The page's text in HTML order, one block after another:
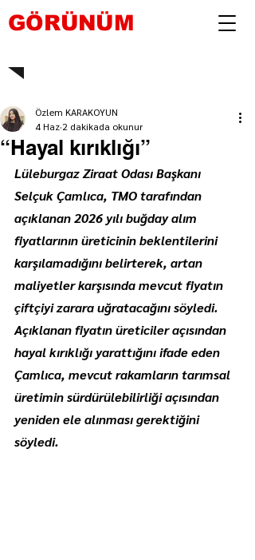
GÖRÜNÜM
“Hayal kırıklığı”
Özlem KARAKOYUN
4 Haz 2 dakikada okunur
Lüleburgaz Ziraat Odası Başkanı
Selçuk Çamlıca, TMO tarafından
açıklanan 2026 yılı buğday alım
fiyatlarının üreticinin beklentilerini
karşılamadığını belirterek, artan
maliyetler karşısında mevcut fiyatın
çiftçiyi zarara uğratacağını söyledi.
Açıklanan fiyatın üreticiler açısından
hayal kırıklığı yarattığını ifade eden
Çamlıca, mevcut rakamların tarımsal
üretimin sürdürülebilirliği açısından
yeniden ele alınması gerektiğini
söyledi.